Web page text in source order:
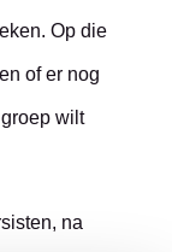
Op die
of er nog
wilt
na